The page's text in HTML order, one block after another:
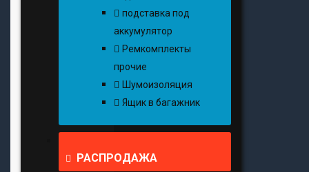
подставка под
аккумулятор
Ремкомплекты
прочие
Шумоизоляция
Ящик в багажник
РАСПРОДАЖА